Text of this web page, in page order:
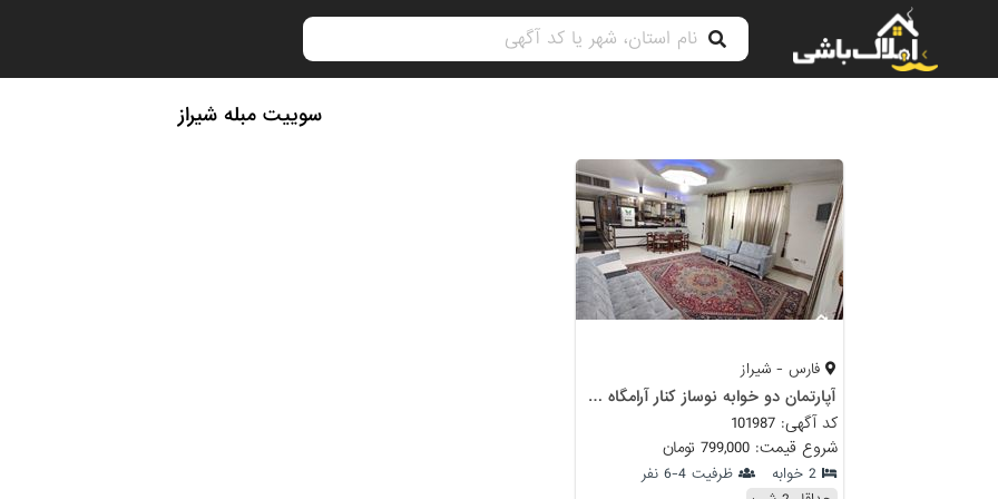
سوییت مبله شیراز
فارس - شیراز
آپارتمان دو خوابه نوساز کنار آرامگاه حافظ
کد آگهی: 101987
شروع قیمت: 799,000 تومان
2 خوابه
ظرفیت 4-6 نفر